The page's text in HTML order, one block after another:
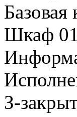
Базовая
Шкаф
З-